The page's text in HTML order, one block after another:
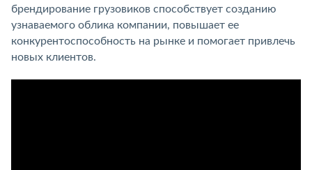
брендирование грузовиков способствует созданию
узнаваемого облика компании, повышает ее
конкурентоспособность на рынке и помогает привлечь
новых клиентов.